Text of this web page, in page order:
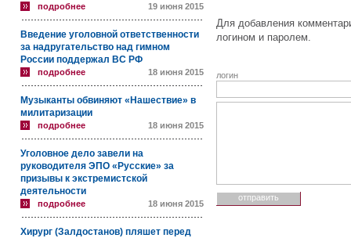
подробнее 19 июня 2015
Введение уголовной ответственности
за надругательство над гимном
России поддержал ВС РФ
подробнее 18 июня 2015
Музыканты обвиняют «Нашествие» в
милитаризации
подробнее 18 июня 2015
Уголовное дело завели на
руководителя ЭПО «Русские» за
призывы к экстремистской
деятельности
подробнее 18 июня 2015
Хирург (Залдостанов) пляшет перед
Для добавления
логином и паролем.
логин